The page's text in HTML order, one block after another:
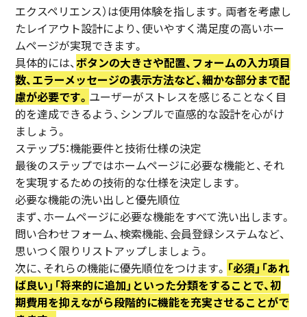
エクスペリエンス）は使用体験を指します。両者を考慮し
たレイアウト設計により、使いやすく満足度の高いホー
ムページが実現できます。
具体的には、ボタンの大きさや配置、フォームの入力項目
数、エラーメッセージの表示方法など、細かな部分まで配
慮が必要です。 ユーザーがストレスを感じることなく目
的を達成できるよう、シンプルで直感的な設計を心がけ
ましょう。
ステップ5：機能要件と技術仕様の決定
最後のステップではホームページに必要な機能と、それ
を実現するための技術的な仕様を決定します。
必要な機能の洗い出しと優先順位
まず、ホームページに必要な機能をすべて洗い出します。
問い合わせフォーム、検索機能、会員登録システムなど、
思いつく限りリストアップしましょう。
次に、それらの機能に優先順位をつけます。 「必須」「あれ
ば良い」「将来的に追加」といった分類をすることで、初
期費用を抑えながら段階的に機能を充実させることがで